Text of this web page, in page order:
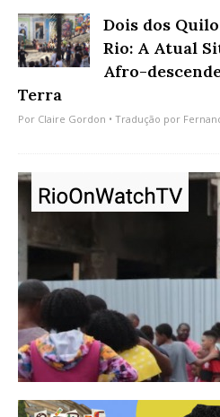
Dois dos
Rio: A Atual
Afro-
Terra
Por Claire Gordon • Tradução por